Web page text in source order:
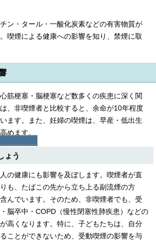
ン・タール・一酸化炭素などの有害物質が
喫煙による健康への影響を知り、禁煙に取
筋梗塞・脳梗塞など数多くの疾患に深く関
、非喫煙者と比較すると、余命が10年程度
ます。また、妊婦の喫煙は、早産・低出生
めます。
ょう
の健康にも影響を及ぼします。喫煙者が直
も、たばこの先から立ち上る副流煙の方
んでいます。そのため、非喫煙者でも、受
脳卒中・COPD（慢性閉塞性肺疾患）などの
高くなります。特に、子どもたちは、自分
ことができないため、受動喫煙の影響を与